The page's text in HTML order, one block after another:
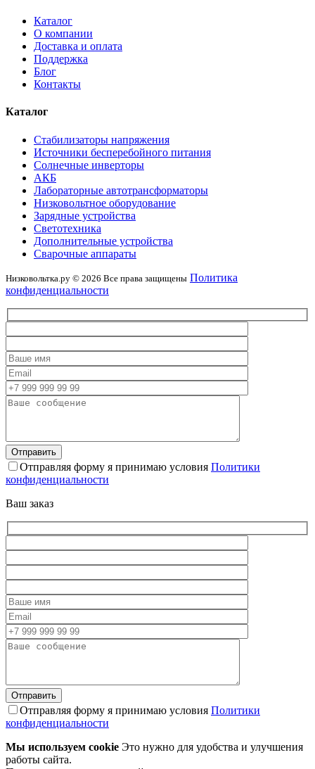
Каталог
О компании
Доставка и оплата
Поддержка
Блог
Контакты
Каталог
Стабилизаторы напряжения
Источники бесперебойного питания
Солнечные инверторы
АКБ
Лабораторные автотрансформаторы
Низковольтное оборудование
Зарядные устройства
Светотехника
Дополнительные устройства
Сварочные аппараты
Низковольтка.ру © 2026 Все права защищены Политика
конфиденциальности
Отправляя форму я принимаю условия Политики
конфиденциальности
Ваш заказ
Отправляя форму я принимаю условия Политики
конфиденциальности
Мы используем cookie Это нужно для удобства и улучшения
работы сайта.